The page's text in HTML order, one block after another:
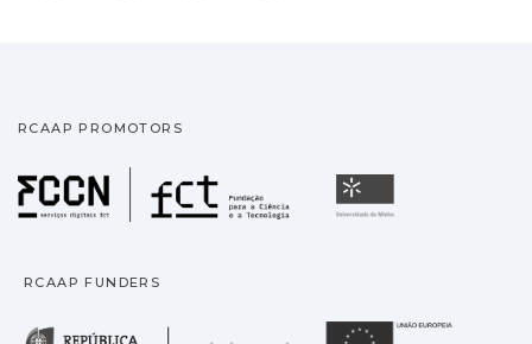
RCAAP PROMOTORS
Fundação para a
RCAAP FUNDERS
República Portuguesa